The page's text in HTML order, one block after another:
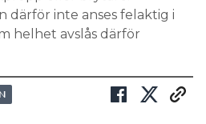
därför inte anses felaktig i
helhet avslås därför